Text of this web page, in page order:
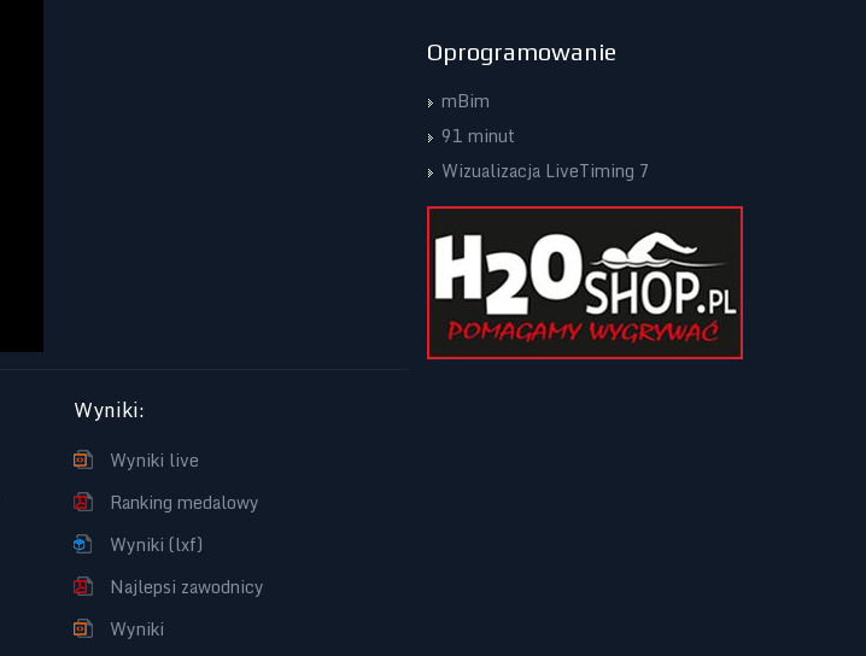
Wyniki:
Wyniki live
Ranking medalowy
Wyniki (lxf)
Najlepsi zawodnicy
Wyniki
Oprogramowanie
mBim
91 minut
Wizualizacja LiveTiming 7